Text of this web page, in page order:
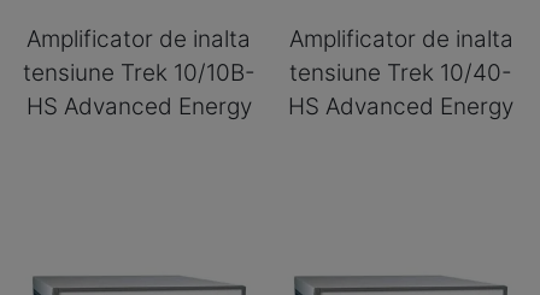
Amplificator de inalta
tensiune Trek 10/10B-
HS Advanced Energy
Amplificator de inalta
tensiune Trek 10/40-
HS Advanced Energy